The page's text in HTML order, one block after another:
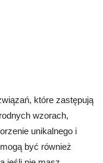
które zastępują
wzorach,
unikalnego i
być również